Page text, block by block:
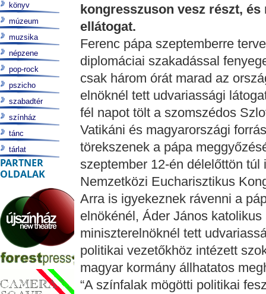
kongresszuson vesz részt,
ellátogat.
Ferenc pápa szeptemberre
diplomáciai szakadással
csak három órát marad az
elnöknél tett udvariassági
fél napot tölt a szomszédos
Vatikáni és magyarországi
törekszenek a pápa
szeptember 12-én délelőttön
Nemzetközi Eucharisztikus
Arra is igyekeznek rávenni a
elnökénél, Áder János
miniszterelnöknél tett
politikai vezetőkhöz intézett
magyar kormány állhatatos
“A színfalak mögötti politikai
könyv
múzeum
muzsika
népzene
pop-rock
pszicho
szabadtér
színház
tánc
tárlat
PARTNER
OLDALAK